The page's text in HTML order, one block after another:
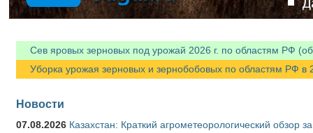
Сев яровых зерновых под урожай 2026 г. по областям РФ
Уборка урожая зерновых и зернобобовых по областям РФ в
Новости
07.08.2026 Казахстан: Краткий агрометеорологический обзор